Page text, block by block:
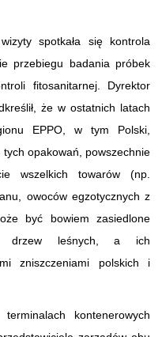
spotkała się kontrola
przebiegu badania próbek
fitosanitarnej. Dyrektor
że w ostatnich latach
EPPO, w tym Polski,
opakowań, powszechnie
wszelkich towarów (np.
owoców egzotycznych z
być bowiem zasiedlone
drzew leśnych, a ich
zniszczeniami polskich i
kontenerowych